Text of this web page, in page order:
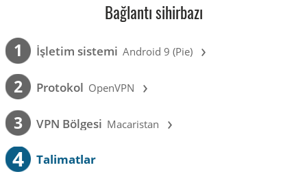
Bağlantı sihirbazı
1 İşletim sistemi Android 9 (Pie) ›
2 Protokol OpenVPN ›
3 VPN Bölgesi Macaristan ›
4 Talimatlar